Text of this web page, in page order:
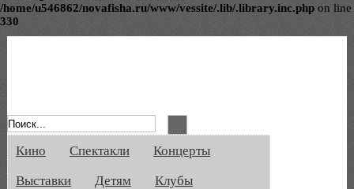
/home/u546862/novafisha.ru/www/vessite/.lib/.library.inc.php on line
330
Кино Спектакли
Концерты
Выставки
Детям
Клубы